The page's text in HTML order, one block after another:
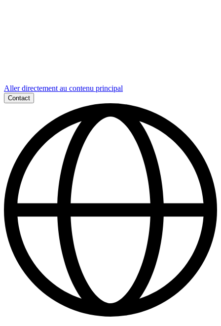
Aller directement au contenu principal
Contact